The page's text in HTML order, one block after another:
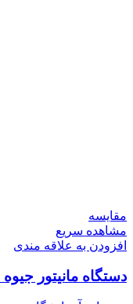
مقایسه
مشاهده سریع
افزودن به علاقه مندی
دستگاه مانیتور جیوه RA-915AM